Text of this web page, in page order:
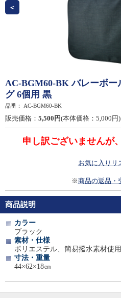
AC-BGM60-BK バレーボー
グ 6個用 黒
品番： AC-BGM60-BK
販売価格： 5,500円(本体価格：5,000円)
申し訳ございませんが
お気に入りリ
※商品の返品・
商品説明
カラー
ブラック
素材・仕様
ポリエステル、簡易撥水素材使用
寸法・重量
44×62×18㎝